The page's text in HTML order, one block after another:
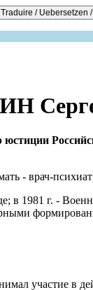
- врач-
1981 г. -
участие в